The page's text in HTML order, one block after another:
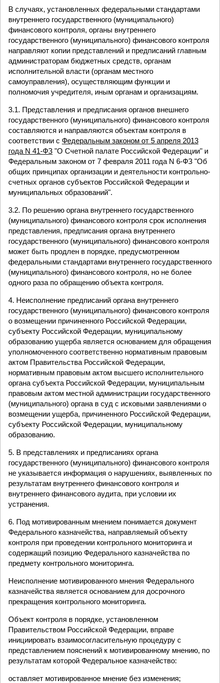
В случаях, установленных федеральными стандартами
внутреннего государственного (муниципального)
финансового контроля, органы внутреннего
государственного (муниципального) финансового контроля
направляют копии представлений и предписаний главным
администраторам бюджетных средств, органам
исполнительной власти (органам местного
самоуправления), осуществляющим функции и
полномочия учредителя, иным органам и организациям.
3.1. Представления и предписания органов внешнего
государственного (муниципального) финансового контроля
составляются и направляются объектам контроля в
соответствии с Федеральным законом от 5 апреля 2013
года N 41-ФЗ "О Счетной палате Российской Федерации" и
Федеральным законом от 7 февраля 2011 года N 6-ФЗ "Об
общих принципах организации и деятельности контрольно-
счетных органов субъектов Российской Федерации и
муниципальных образований".
3.2. По решению органа внутреннего государственного
(муниципального) финансового контроля срок исполнения
представления, предписания органа внутреннего
государственного (муниципального) финансового контроля
может быть продлен в порядке, предусмотренном
федеральными стандартами внутреннего государственного
(муниципального) финансового контроля, но не более
одного раза по обращению объекта контроля.
4. Неисполнение предписаний органа внутреннего
государственного (муниципального) финансового контроля
о возмещении причиненного Российской Федерации,
субъекту Российской Федерации, муниципальному
образованию ущерба является основанием для обращения
уполномоченного соответственно нормативным правовым
актом Правительства Российской Федерации,
нормативным правовым актом высшего исполнительного
органа субъекта Российской Федерации, муниципальным
правовым актом местной администрации государственного
(муниципального) органа в суд с исковыми заявлениями о
возмещении ущерба, причиненного Российской Федерации,
субъекту Российской Федерации, муниципальному
образованию.
5. В представлениях и предписаниях органа
государственного (муниципального) финансового контроля
не указывается информация о нарушениях, выявленных по
результатам внутреннего финансового контроля и
внутреннего финансового аудита, при условии их
устранения.
6. Под мотивированным мнением понимается документ
Федерального казначейства, направляемый объекту
контроля при проведении контрольного мониторинга и
содержащий позицию Федерального казначейства по
предмету контрольного мониторинга.
Неисполнение мотивированного мнения Федерального
казначейства является основанием для досрочного
прекращения контрольного мониторинга.
Объект контроля в порядке, установленном
Правительством Российской Федерации, вправе
инициировать взаимосогласительную процедуру с
представлением пояснений к мотивированному мнению, по
результатам которой Федеральное казначейство:
оставляет мотивированное мнение без изменения;